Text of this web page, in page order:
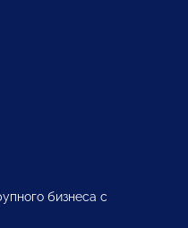
бизнеса с